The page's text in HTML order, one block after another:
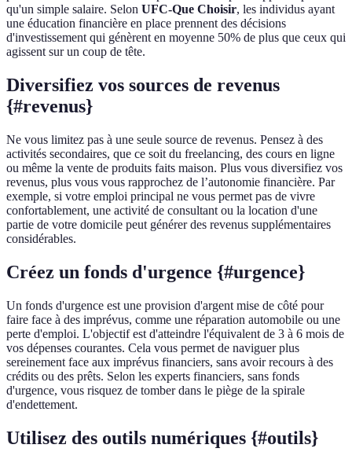
qu'un simple salaire. Selon UFC-Que Choisir, les individus ayant
une éducation financière en place prennent des décisions
d'investissement qui génèrent en moyenne 50% de plus que ceux qui
agissent sur un coup de tête.
Diversifiez vos sources de revenus
{#revenus}
Ne vous limitez pas à une seule source de revenus. Pensez à des
activités secondaires, que ce soit du freelancing, des cours en ligne
ou même la vente de produits faits maison. Plus vous diversifiez vos
revenus, plus vous vous rapprochez de l’autonomie financière. Par
exemple, si votre emploi principal ne vous permet pas de vivre
confortablement, une activité de consultant ou la location d'une
partie de votre domicile peut générer des revenus supplémentaires
considérables.
Créez un fonds d'urgence {#urgence}
Un fonds d'urgence est une provision d'argent mise de côté pour
faire face à des imprévus, comme une réparation automobile ou une
perte d'emploi. L'objectif est d'atteindre l'équivalent de 3 à 6 mois de
vos dépenses courantes. Cela vous permet de naviguer plus
sereinement face aux imprévus financiers, sans avoir recours à des
crédits ou des prêts. Selon les experts financiers, sans fonds
d'urgence, vous risquez de tomber dans le piège de la spirale
d'endettement.
Utilisez des outils numériques {#outils}